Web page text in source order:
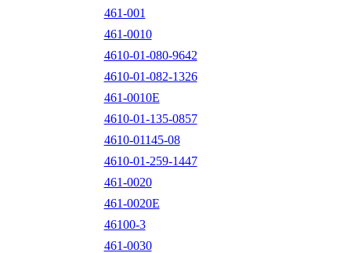
461-001
461-0010
4610-01-080-9642
4610-01-082-1326
461-0010E
4610-01-135-0857
4610-01145-08
4610-01-259-1447
461-0020
461-0020E
46100-3
461-0030